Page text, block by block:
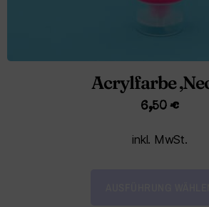
Acrylfarbe
6,50€
inkl. MwSt.